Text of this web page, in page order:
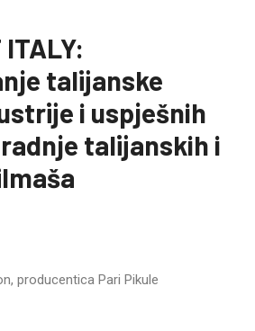
ITALY:
talijanske
i uspješnih
talijanskih i
producentica Pari Pikule